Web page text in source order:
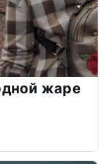
жаре